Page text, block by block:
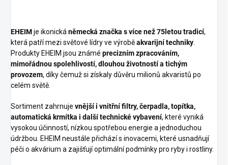
EHEIMje ikonická německá značka s více než 75letou tradicí,
která patří mezi světové lídry ve výroběakvarijní techniky
Produkty EHEIM jsou známé precizním zpracováním,
mimořádnou spolehlivostí, dlouhou životností a tichým
provozem, díky čemuž si získaly důvěru milionů akvaristů po
celém světě.
Sortiment zahrnuje vnější i vnitřní filtry, čerpadla, topítka,
automatická krmítka i další technické vybavení, které vyniká
vysokou účinností, nízkou spotřebou energie a jednoduchou
údržbou. EHEIM neustále přichází s inovacemi, které usnadňují
péči o akvárium a zajišťují optimální podmínky pro ryby i rostliny.